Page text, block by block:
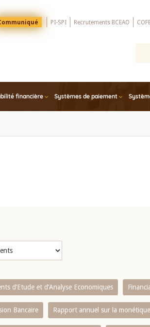
PI-SPI Recrutements BCEAO
financière Systèmes de paiement
d’Etude et d’Analyse Economiques
Bancaire Rapport annuel sur la